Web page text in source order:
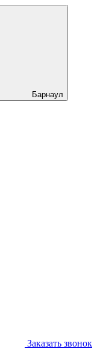
Барнаул
Заказать звонок